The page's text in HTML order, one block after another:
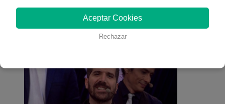
interesarAceptar Cookies
Rechazar